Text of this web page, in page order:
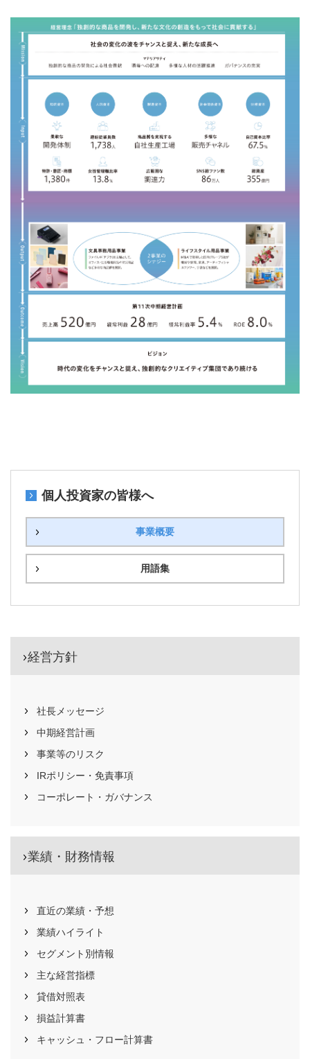
個人投資家の皆様へ
事業概要
用語集
経営方針
社長メッセージ
中期経営計画
事業等のリスク
IRポリシー・免責事項
コーポレート・ガバナンス
業績・財務情報
直近の業績・予想
業績ハイライト
セグメント別情報
主な経営指標
貸借対照表
損益計算書
キャッシュ・フロー計算書